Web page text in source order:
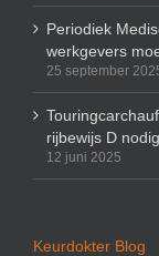
Periodiek
werkgevers
25 september
rijbewijs D nodig
12 juni 2025
Keurdokter Blog